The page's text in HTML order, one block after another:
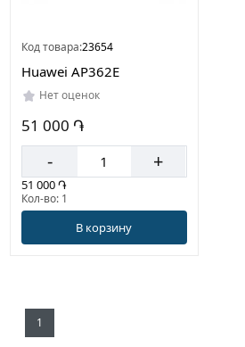
Код товара:23654
Huawei AP362E
Нет оценок
51 000 ֏
- +
51 000 ֏
Кол-во: 1
В корзину
1